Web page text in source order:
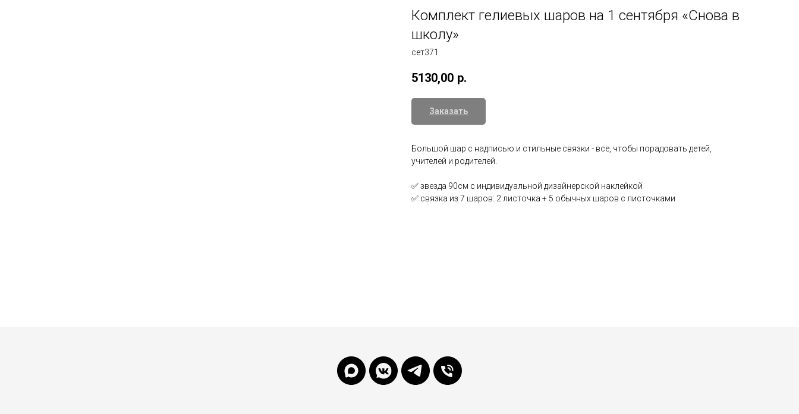
Комплект гелиевых шаров на 1 сентября «Снова в
школу»
сет371
5130,00 р.
Заказать
Большой шар с надписью и стильные связки - все, чтобы порадовать детей,
учителей и родителей.
✅ звезда 90см с индивидуальной дизайнерской наклейкой
✅ связка из 7 шаров: 2 листочка + 5 обычных шаров с листочками